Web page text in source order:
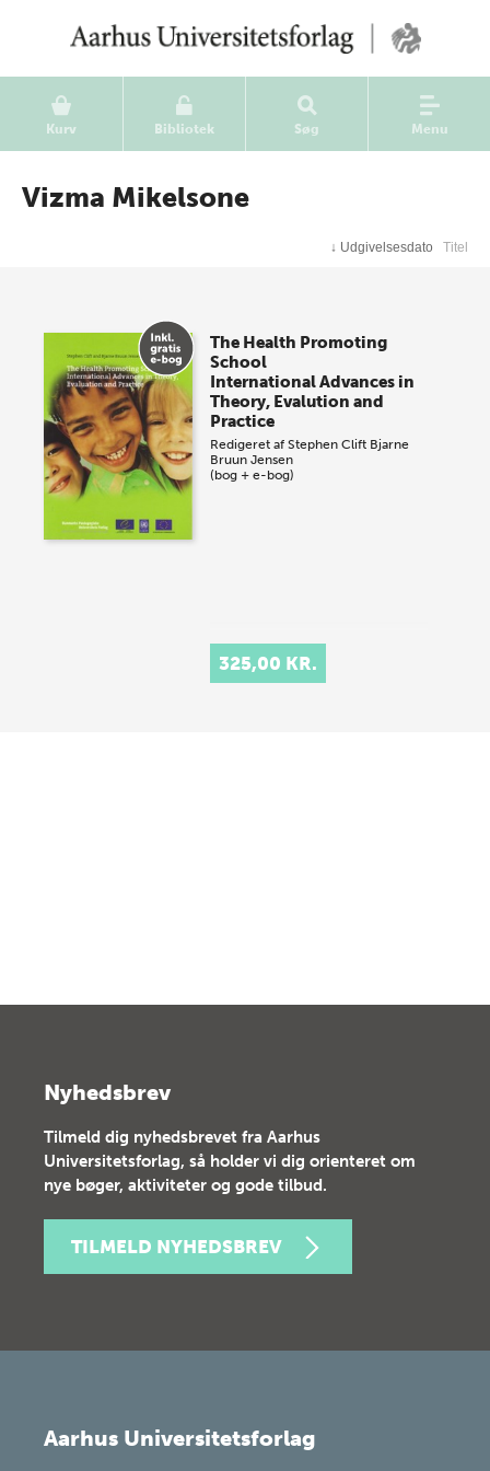
Kurv Bibliotek Søg Menu
Vizma Mikelsone
↓ Udgivelsesdato Titel
The Health Promoting
School
International Advances in
Theory, Evalution and
Practice
Redigeret afStephen Clift Bjarne
Bruun Jensen
(bog + e-bog)
325,00 KR.
Nyhedsbrev
Tilmeld dig nyhedsbrevet fra Aarhus
Universitetsforlag, så holder vi dig orienteret om
nye bøger, aktiviteter og gode tilbud.
TILMELD NYHEDSBREV
Aarhus Universitetsforlag